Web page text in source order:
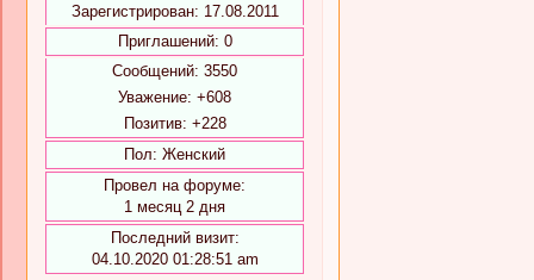
Зарегистрирован: 17.08.2011
Приглашений: 0
Сообщений: 3550
Уважение: +608
Позитив: +228
Пол: Женский
Провел на форуме:
1 месяц 2 дня
Последний визит:
04.10.2020 01:28:51 am